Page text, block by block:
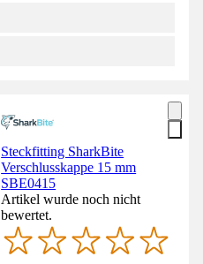
Steckfitting SharkBite
Verschlusskappe 15 mm
SBE0415
Artikel wurde noch nicht
bewertet.